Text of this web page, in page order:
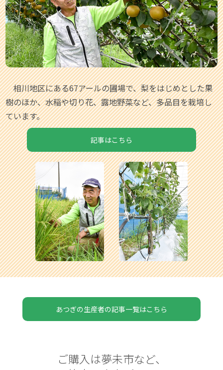
相川地区にある67アールの圃場で、梨をはじめとした果
樹のほか、水稲や切り花、露地野菜など、多品目を栽培し
ています。
記事はこちら
あつぎの生産者の記事一覧はこちら
ご購入は夢未市など、